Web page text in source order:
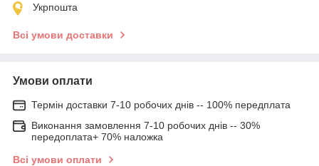
Укрпошта
Всі умови доставки
Умови оплати
Термін доставки 7-10 робочих днів -- 100% передплата
Виконання замовлення 7-10 робочих днів -- 30%
передоплата+ 70% наложка
Всі умови оплати